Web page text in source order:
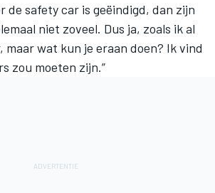
de safety car is geëindigd, dan zijn
niet zoveel. Dus ja, zoals ik al
maar wat kun je eraan doen? Ik vind
zou moeten zijn.”